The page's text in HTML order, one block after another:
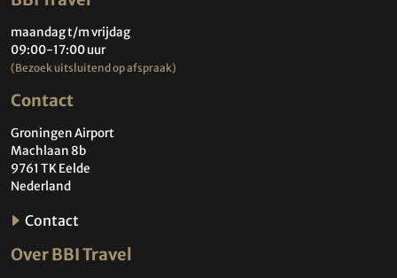
maandag t/m vrijdag
09:00-17:00 uur
(Bezoek uitsluitend op afspraak)
Contact
Groningen Airport
Machlaan 8b
9761 TK Eelde
Nederland
Contact
Over BBI Travel